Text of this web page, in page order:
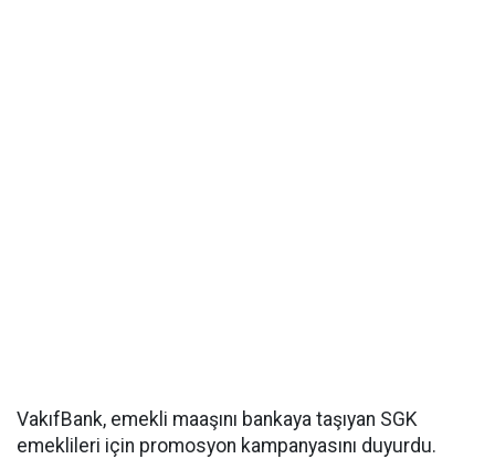
VakıfBank, emekli maaşını bankaya taşıyan SGK
emeklileri için promosyon kampanyasını duyurdu.